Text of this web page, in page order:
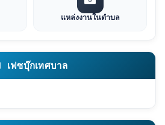
แหล่งงานในตำบล
เฟซบุ๊กเทศบาล